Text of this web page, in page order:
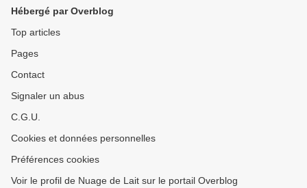
Hébergé par Overblog
Top articles
Pages
Contact
Signaler un abus
C.G.U.
Cookies et données personnelles
Préférences cookies
Voir le profil de Nuage de Lait sur le portail Overblog